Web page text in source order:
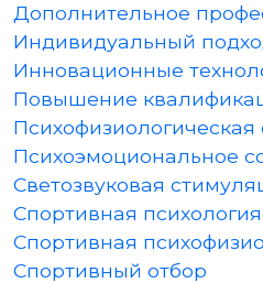
Дополнительное
Индивидуальный
Инновационные
Повышение
Психофизиологическая
Психоэмоциональное
Светозвуковая
Спортивная психология
Спортивная
Спортивный отбор